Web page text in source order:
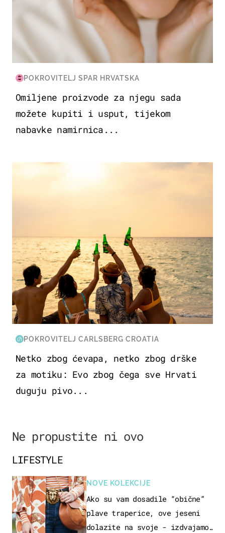
POKROVITELJ SPAR HRVATSKA
Omiljene proizvode za njegu sada
možete kupiti i usput, tijekom
nabavke namirnica...
POKROVITELJ CARLSBERG CROATIA
Netko zbog ćevapa, netko zbog drške
za motiku: Evo zbog čega sve Hrvati
duguju pivo...
Ne propustite ni ovo
LIFESTYLE
NOVE KOLEKCIJE
Ako su vam dosadile “obične”
plave traperice, ove jeseni
dolazite na svoje - izdvajamo